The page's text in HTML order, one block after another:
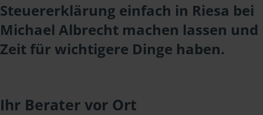
Steuererklärung einfach in Riesa bei
Michael Albrecht machen lassen und
Zeit für wichtigere Dinge haben.
Ihr Berater vor Ort